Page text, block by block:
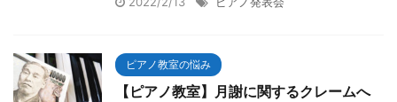
ピアノ教室の悩み
【ピアノ教室】月謝に関するクレームへ